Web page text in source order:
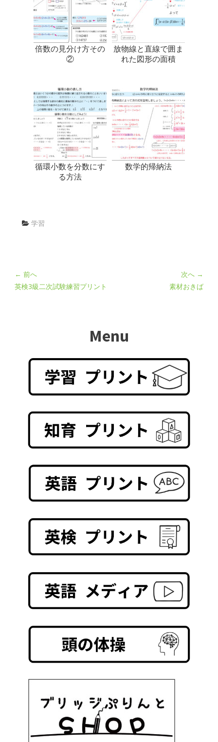
倍数の見分け方その
②
放物線と直線で囲ま
れた図形の面積
循環小数を分数にす
る方法
数学的帰納法
学習
← 前へ
英検3級二次試験練習プリント
次へ →
素材おきば
Menu